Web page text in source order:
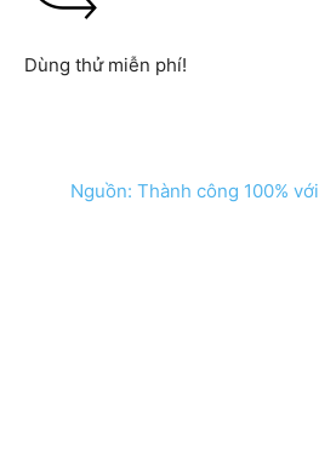
Dùng thử miễn phí!
Nguồn: Thành công 100%